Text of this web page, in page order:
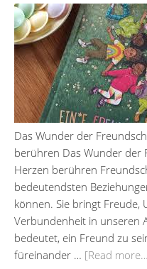
Das Wunder der
berühren Das Wunder der
Herzen berühren
bedeutendsten
können. Sie bringt Freude,
Verbundenheit in unseren
bedeutet, ein Freund zu
füreinander … [Read